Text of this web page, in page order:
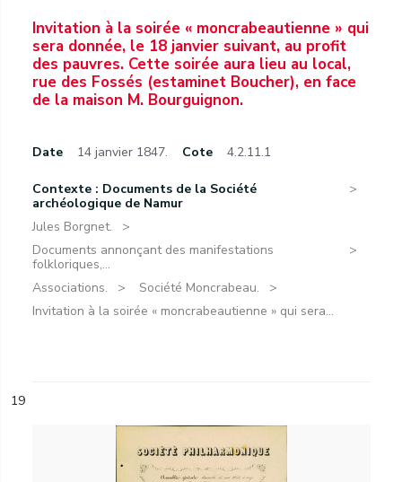
Invitation à la soirée « moncrabeautienne » qui
sera donnée, le 18 janvier suivant, au profit
des pauvres. Cette soirée aura lieu au local,
rue des Fossés (estaminet Boucher), en face
de la maison M. Bourguignon.
Date 14 janvier 1847. Cote 4.2.11.1
Contexte : Documents de la Société
archéologique de Namur
Jules Borgnet.
Documents annonçant des manifestations
folkloriques,...
Associations.
Société Moncrabeau.
Invitation à la soirée « moncrabeautienne » qui sera...
19